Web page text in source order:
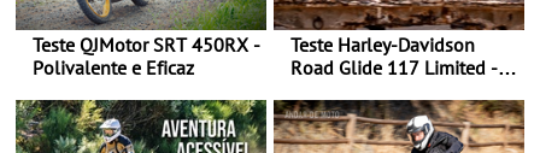
Teste QJMotor SRT 450RX -
Polivalente e Eficaz
Teste Harley-Davidson
Road Glide 117 Limited - A